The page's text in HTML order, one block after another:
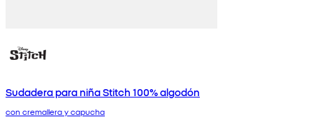
Sudadera para niña Stitch 100% algodón
con cremallera y capucha